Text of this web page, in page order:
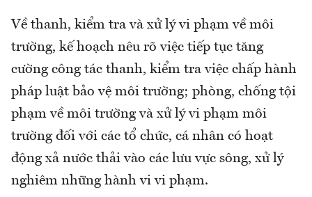
Về thanh, kiểm tra và xử lý vi phạm về môi
trường, kế hoạch nêu rõ việc tiếp tục tăng
cường công tác thanh, kiểm tra việc chấp hành
pháp luật bảo vệ môi trường; phòng, chống tội
phạm về môi trường và xử lý vi phạm môi
trường đối với các tổ chức, cá nhân có hoạt
động xả nước thải vào các lưu vực sông, xử lý
nghiêm những hành vi vi phạm.